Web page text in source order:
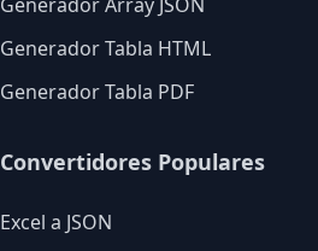
Generador Tabla HTML
Generador Tabla PDF
Convertidores Populares
Excel a JSON